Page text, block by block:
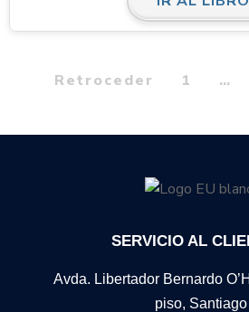
Retroceder 1 …
SERVICIO AL
Avda. Libertador Bernardo
piso, Santiago